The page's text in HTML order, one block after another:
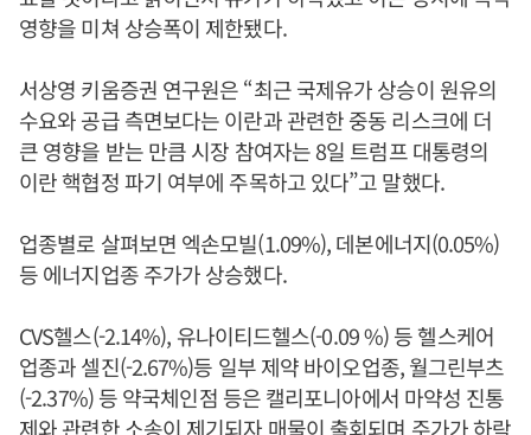
영향을 미쳐 상승폭이 제한됐다.
서상영 키움증권 연구원은 “최근 국제유가 상승이 원유의
수요와 공급 측면보다는 이란과 관련한 중동 리스크에 더
큰 영향을 받는 만큼 시장 참여자는 8일 트럼프 대통령의
이란 핵협정 파기 여부에 주목하고 있다”고 말했다.
업종별로 살펴보면 엑손모빌(1.09%), 데본에너지(0.05%)
등 에너지업종 주가가 상승했다.
CVS헬스(-2.14%), 유나이티드헬스(-0.09 %) 등 헬스케어
업종과 셀진(-2.67%)등 일부 제약 바이오업종, 월그린부츠
(-2.37%) 등 약국체인점 등은 캘리포니아에서 마약성 진통
제와 관련한 소송이 제기되자 매물이 출회되며 주가가 하락